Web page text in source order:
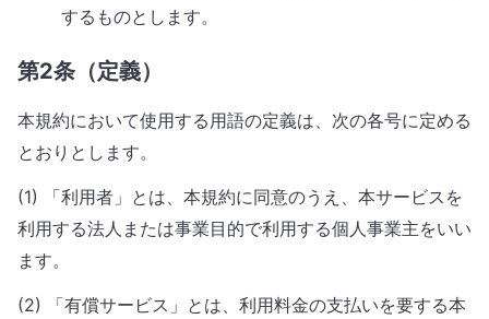
するものとします。
第2条（定義）
本規約において使用する用語の定義は、次の各号に定める
とおりとします。
(1) 「利用者」とは、本規約に同意のうえ、本サービスを
利用する法人または事業目的で利用する個人事業主をいい
ます。
(2) 「有償サービス」とは、利用料金の支払いを要する本